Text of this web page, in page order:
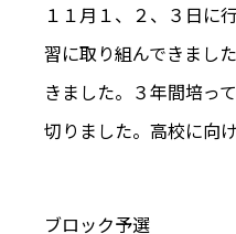
１１月１、２、３日に
習に取り組んできまし
きました。３年間培っ
切りました。高校に向
ブロック予選